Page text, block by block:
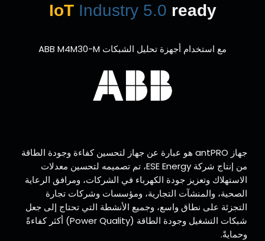
IoT Industry 5.0 ready
مع استخدام أجهزة تحليل الشبكات ABB M4M30-M
جهاز antPRO هو عبارة عن جهاز لتحسين كفاءة وجودة الطاقة
من إنتاج شركة ESE Energy، تم تصميمه لتحسين معدلات
الاستهلاك وتعزيز جودة الكهرباء في الشركات، ومرافق الرعاية
الصحية، والمنشآت التجارية، ومؤسسات وشركات تجارة
التجزئة على نطاق واسع، وجميع الأنشطة التي تحتاج إلى جعل
شبكات التشغيل وجودة الطاقة (Power Quality) أكثر كفاءةً
وحمايةً.